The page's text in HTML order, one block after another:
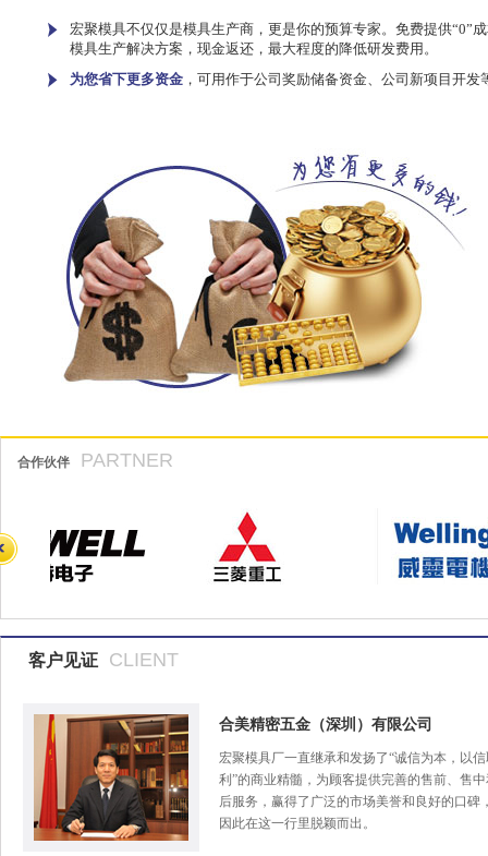
宏聚模具不仅仅是模具生产商，更是你的预算专家。免费提供“0”
模具生产解决方案，现金返还，最大程度的降低研发费用。
为您省下更多资金 ，可用作于公司奖励储备资金、公司新项目开发
合作伙伴 PARTNER
客户见证 CLIENT
合美精密五金（深圳）有限公司
宏聚模具厂一直继承和发扬了“诚信为本，以信
利”的商业精髓，为顾客提供完善的售前、售
后服务，赢得了广泛的市场美誉和良好的口碑
因此在这一行里脱颖而出。